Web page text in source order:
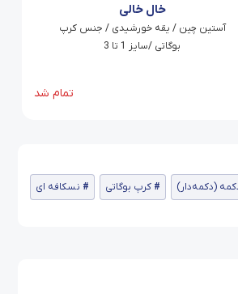
خال خالی
آستین چین / یقه خورشیدی / جنس کرپ
بوگاتی /سایز 1 تا 3
تمام شد
(دکمه‌دار) کرپ بوگاتی نسکافه ای